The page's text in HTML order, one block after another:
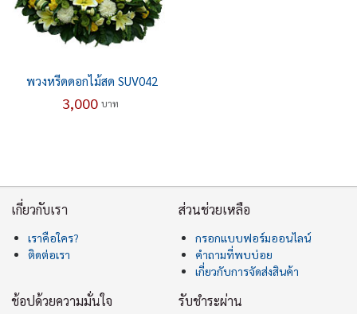
พวงหรีดดอกไม้สด SUV042
3,000 บาท
เกี่ยวกับเรา
เราคือใคร?
ติดต่อเรา
ส่วนช่วยเหลือ
กรอกแบบฟอร์มออนไลน์
คำถามที่พบบ่อย
เกี่ยวกับการจัดส่งสินค้า
ช้อปด้วยความมั่นใจ รับชำระผ่าน